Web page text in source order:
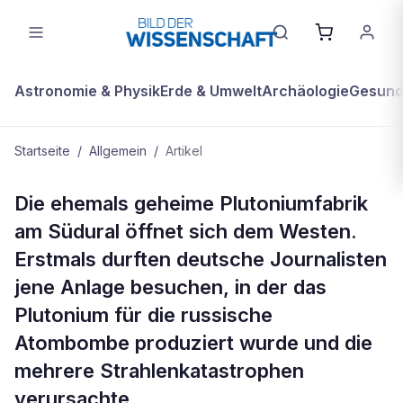
Astronomie & PhysikErde & UmweltArchäologie
Startseite / Allgemein / Artikel
Majak – das russische Atomfanal
Die ehemals geheime Plutoniumfabrik
am Südural öffnet sich dem Westen.
Erstmals durften deutsche Journalisten
jene Anlage besuchen, in der das
Plutonium für die russische
Atombombe produziert wurde und die
mehrere Strahlenkatastrophen